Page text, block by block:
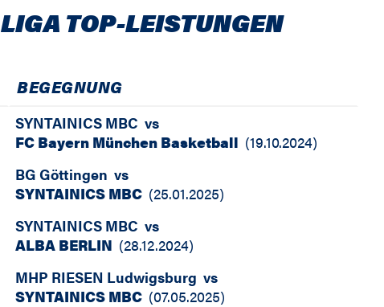
LIGA TOP-LEISTUNGEN
BEGEGNUNG
SYNTAINICS MBC vs
FC Bayern München Basketball (19.10.2024)
BG Göttingen vs
SYNTAINICS MBC (25.01.2025)
SYNTAINICS MBC vs
ALBA BERLIN (28.12.2024)
MHP RIESEN Ludwigsburg vs
SYNTAINICS MBC (07.05.2025)